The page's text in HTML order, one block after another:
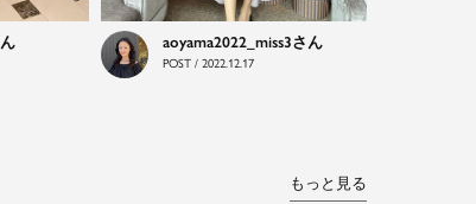
aoyama2022_miss3
POST / 2022.12.17
もっと見る